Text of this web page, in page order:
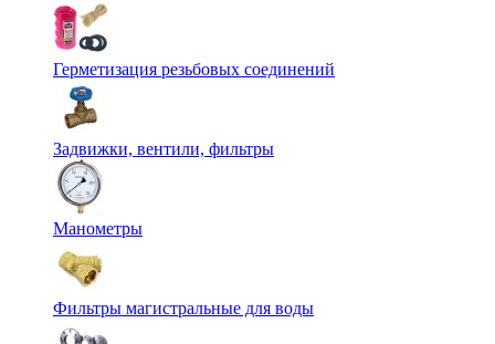
Герметизация резьбовых соединений
Задвижки, вентили, фильтры
Манометры
Фильтры магистральные для воды